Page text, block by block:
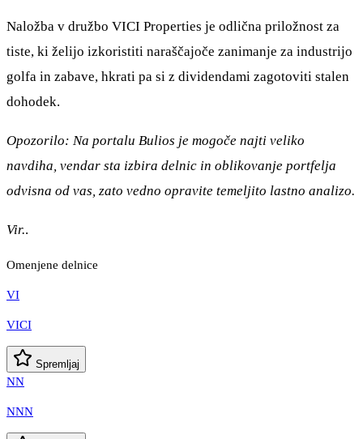
Naložba v družbo VICI Properties je odlična priložnost za
tiste, ki želijo izkoristiti naraščajoče zanimanje za industrijo
golfa in zabave, hkrati pa si z dividendami zagotoviti stalen
dohodek.
Opozorilo: Na portalu Bulios je mogoče najti veliko
navdiha, vendar sta izbira delnic in oblikovanje portfelja
odvisna od vas, zato vedno opravite temeljito lastno analizo.
Vir..
Omenjene delnice
VI
VICI
Spremljaj
NN
NNN